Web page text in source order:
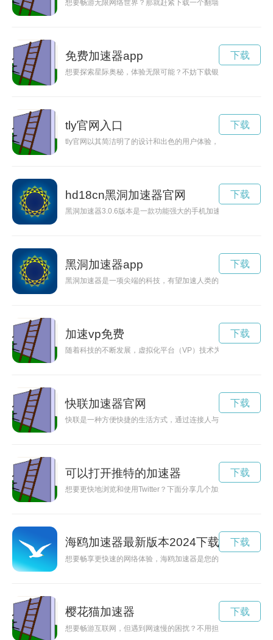
想要畅游无限网络世界？那就赶紧下载一个翻墙软件吧！通过
免费加速器app
想要探索星际奥秘，体验无限可能？不妨下载银河加速器App，
下载
tly官网入口
tly官网以其简洁明了的设计和出色的用户体验，吸引了大批访
下载
hd18cn黑洞加速器官网
黑洞加速器3.0.6版本是一款功能强大的手机加速器，通过优化
下载
黑洞加速器app
黑洞加速器是一项尖端的科技，有望加速人类的宇宙探索步伐，
下载
加速vp免费
随着科技的不断发展，虚拟化平台（VP）技术为企业带来了更
下载
快联加速器官网
快联是一种方便快捷的生活方式，通过连接人与人、人与物，让
下载
可以打开推特的加速器
想要更快地浏览和使用Twitter？下面分享几个加速Twitter的秘笈
下载
海鸥加速器最新版本2024下载
想要畅享更快速的网络体验，海鸥加速器是您的不二选择。通
下载
樱花猫加速器
想要畅游互联网，但遇到网速慢的困扰？不用担心！樱花喵加
下载